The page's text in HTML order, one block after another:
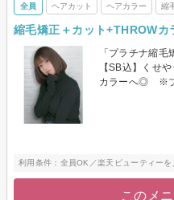
全員 ヘアカット ヘアカラー 縮
縮毛矯正＋カット+THROW
「プラチナ縮毛
【SB込】くせ
カラーへ◎ ※ブ
利用条件：全員OK／楽天ビューティーを
このメ